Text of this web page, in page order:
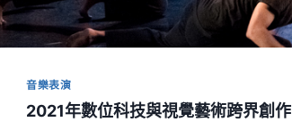
音樂表演
2021年數位科技與視覺藝術跨界創作